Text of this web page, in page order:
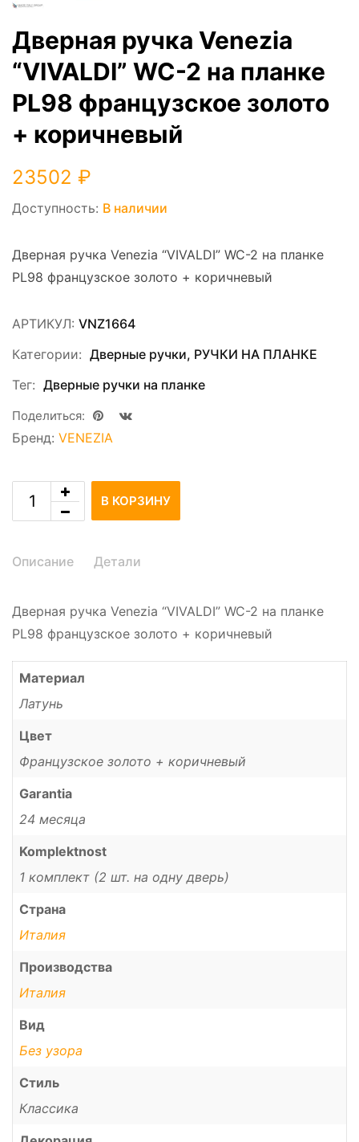
Дверная ручка Venezia
“VIVALDI” WC-2 на планке
PL98 французское золото
+ коричневый
23502 ₽
Доступность: В наличии
Дверная ручка Venezia “VIVALDI” WC-2 на планке
PL98 французское золото + коричневый
АРТИКУЛ: VNZ1664
Категории: Дверные ручки, РУЧКИ НА ПЛАНКЕ
Тег: Дверные ручки на планке
Поделиться:
Бренд: VENEZIA
В КОРЗИНУ
Описание Детали
Дверная ручка Venezia “VIVALDI” WC-2 на планке
PL98 французское золото + коричневый
Материал
Латунь
Цвет
Французское золото + коричневый
Garantia
24 месяца
Komplektnost
1 комплект (2 шт. на одну дверь)
Страна
Италия
Производства
Италия
Вид
Без узора
Стиль
Классика